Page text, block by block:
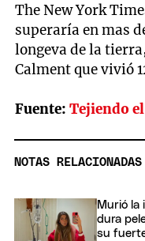
The New York
superaría en mas
longeva de la
Calment que vivió
Fuente:Tejiendo
NOTAS RELACIONADAS
Murió la
dura
su